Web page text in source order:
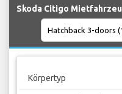
Skoda Citigo
Körpertyp